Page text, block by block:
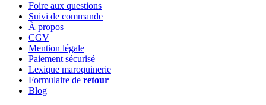
Foire aux questions
Suivi de commande
À propos
CGV
Mention légale
Paiement sécurisé
Lexique maroquinerie
Formulaire de retour
Blog